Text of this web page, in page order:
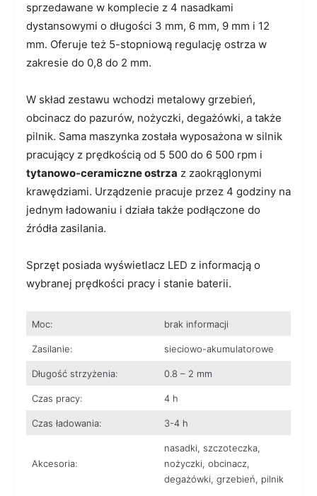
sprzedawane w komplecie z 4 nasadkami
dystansowymi o długości 3 mm, 6 mm, 9 mm i 12
mm. Oferuje też 5-stopniową regulację ostrza w
zakresie do 0,8 do 2 mm.
W skład zestawu wchodzi metalowy grzebień,
obcinacz do pazurów, nożyczki, degażówki, a także
pilnik. Sama maszynka została wyposażona w silnik
pracujący z prędkością od 5 500 do 6 500 rpm i
tytanowo-ceramiczne ostrza z zaokrąglonymi
krawędziami. Urządzenie pracuje przez 4 godziny na
jednym ładowaniu i działa także podłączone do
źródła zasilania.
Sprzęt posiada wyświetlacz LED z informacją o
wybranej prędkości pracy i stanie baterii.
Moc: brak informacji
Zasilanie: sieciowo-akumulatorowe
Długość strzyżenia: 0.8 – 2 mm
Czas pracy: 4 h
Czas ładowania: 3-4 h
Akcesoria:
nasadki, szczoteczka,
nożyczki, obcinacz,
degażówki, grzebień, pilnik